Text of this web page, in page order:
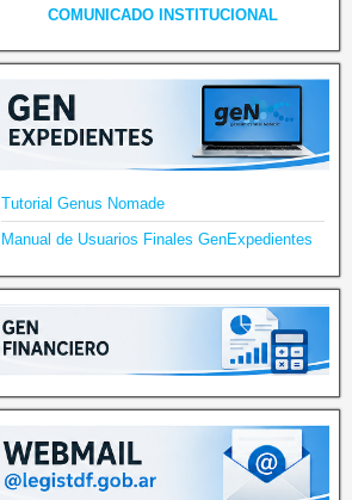
COMUNICADO INSTITUCIONAL
Tutorial Genus Nomade
Manual de Usuarios Finales GenExpedientes